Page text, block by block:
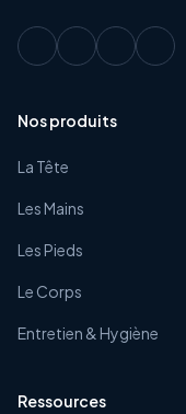
Nos produits
La Tête
Les Mains
Les Pieds
Le Corps
Entretien & Hygiène
Ressources